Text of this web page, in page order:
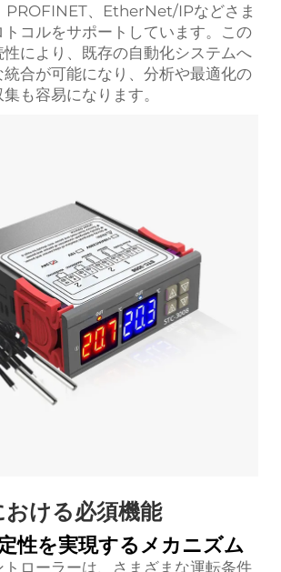
、EtherNet/IPなどさま
トコルをサポートしています。この
により、既存の自動化システムへ
合が可能になり、分析や最適化の
も容易になります。
おける必須機能
性を実現するメカニズム
ローラーは、さまざまな運転条件